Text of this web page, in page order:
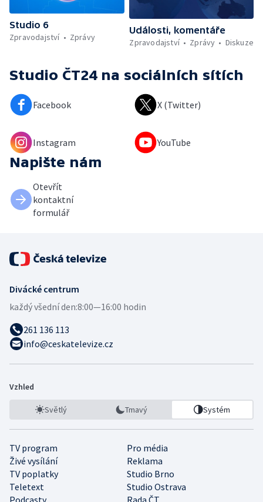
Studio 6
Zpravodajství
Zprávy
Události, komentáře
Zpravodajství
Zprávy Diskuze
Studio ČT24 na sociálních sítích
Facebook X (Twitter)
Instagram YouTube
Napište nám
Otevřít
kontaktní
formulář
Divácké centrum
každý všední den:8:00—16:00 hodin
261 136 113
info@ceskatelevize.cz
Vzhled
Světlý Tmavý Systém
TV program
Pro média
Živé vysílání
Reklama
TV poplatky
Studio Brno
Teletext
Studio Ostrava